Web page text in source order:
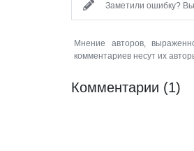
Заметили ошибку?
Мнение авторов,
комментариев несут их
Комментарии (1)